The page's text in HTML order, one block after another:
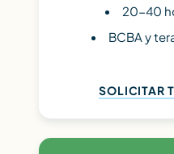
20-40
BCBA y
SOLICITAR